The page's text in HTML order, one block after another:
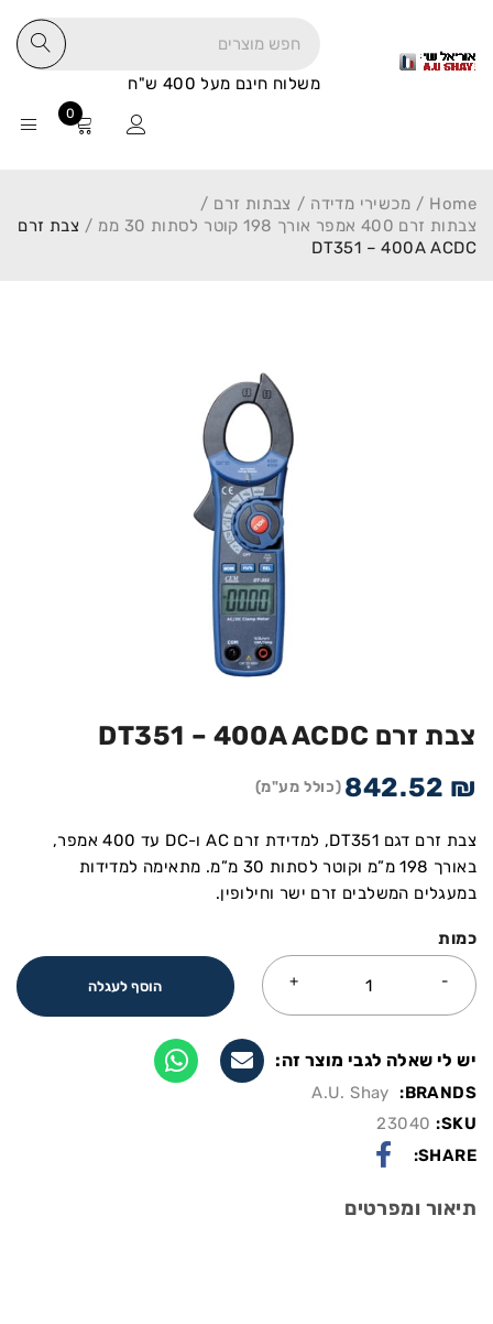
משלוח חינם מעל 400 ש"ח
0
Home
/ מכשירי מדידה / צבתות זרם /
צבתות זרם 400 אמפר אורך 198 קוטר לסתות 30 ממ
/ צבת זרם
DT351 – 400A ACDC
צבת זרם DT351 – 400A ACDC
842.52 ₪ (כולל מע"מ)
צבת זרם דגם DT351, למדידת זרם AC ו-DC עד 400 אמפר,
באורך 198 מ”מ וקוטר לסתות 30 מ”מ. מתאימה למדידות
במעגלים המשלבים זרם ישר וחילופין.
כמות
הוסף לעגלה
יש לי שאלה לגבי מוצר זה:
BRANDS:
A.U. Shay
SKU:
23040
SHARE:
תיאור ומפרטים